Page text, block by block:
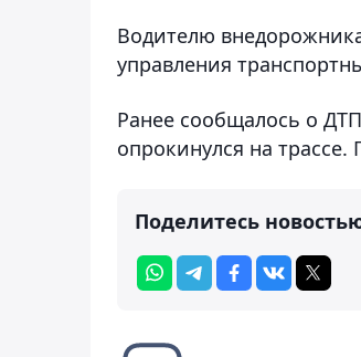
Водителю
управления
Ранее сообщалось о
опрокинулся на
Поделитесь